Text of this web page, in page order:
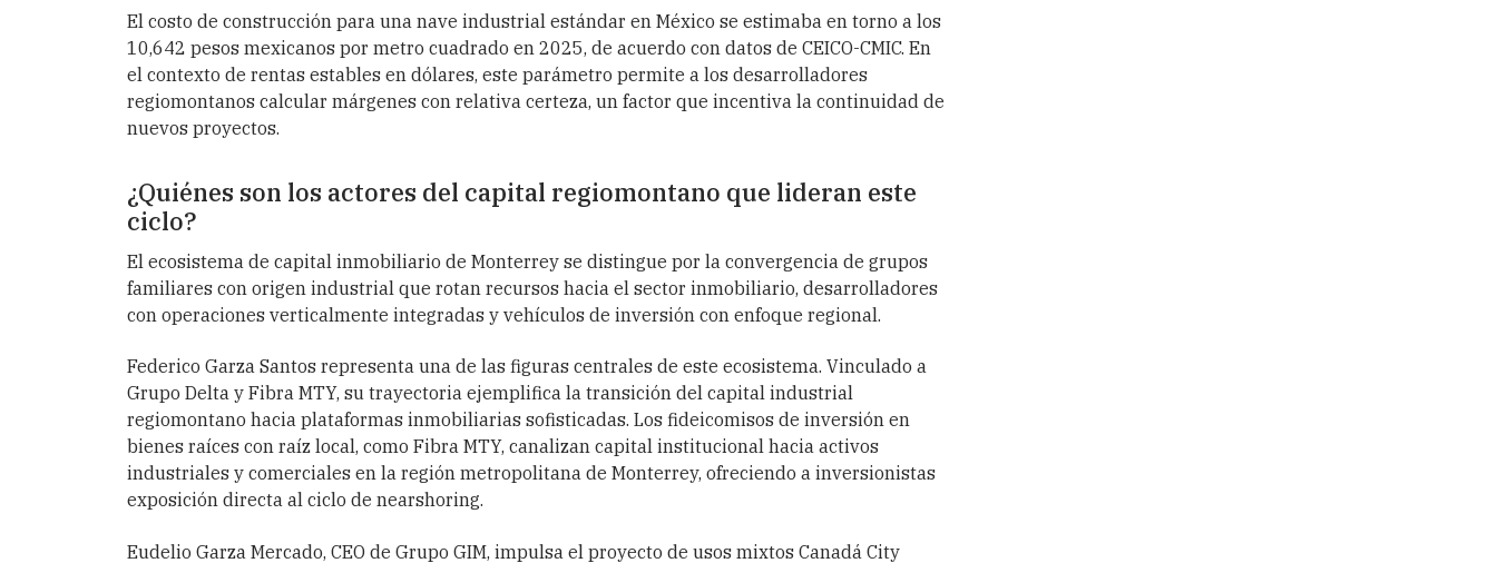
El costo de construcción para una nave industrial estándar en México se estimaba en torno a los
10,642 pesos mexicanos por metro cuadrado en 2025, de acuerdo con datos de CEICO-CMIC. En
el contexto de rentas estables en dólares, este parámetro permite a los desarrolladores
regiomontanos calcular márgenes con relativa certeza, un factor que incentiva la continuidad de
nuevos proyectos.
¿Quiénes son los actores del capital regiomontano que lideran este
ciclo?
El ecosistema de capital inmobiliario de Monterrey se distingue por la convergencia de grupos
familiares con origen industrial que rotan recursos hacia el sector inmobiliario, desarrolladores
con operaciones verticalmente integradas y vehículos de inversión con enfoque regional.
Federico Garza Santos representa una de las figuras centrales de este ecosistema. Vinculado a
Grupo Delta y Fibra MTY, su trayectoria ejemplifica la transición del capital industrial
regiomontano hacia plataformas inmobiliarias sofisticadas. Los fideicomisos de inversión en
bienes raíces con raíz local, como Fibra MTY, canalizan capital institucional hacia activos
industriales y comerciales en la región metropolitana de Monterrey, ofreciendo a inversionistas
exposición directa al ciclo de nearshoring.
Eudelio Garza Mercado, CEO de Grupo GIM, impulsa el proyecto de usos mixtos Canadá City